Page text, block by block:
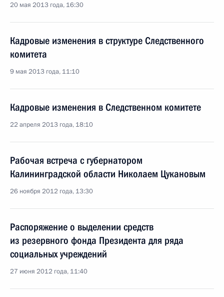
20 мая 2013 года, 16:30
Кадровые изменения в структуре Следственного
комитета
9 мая 2013 года, 11:10
Кадровые изменения в Следственном комитете
22 апреля 2013 года, 18:10
Рабочая встреча с губернатором
Калининградской области Николаем Цукановым
26 ноября 2012 года, 13:30
Распоряжение о выделении средств
из резервного фонда Президента для ряда
социальных учреждений
27 июня 2012 года, 11:40